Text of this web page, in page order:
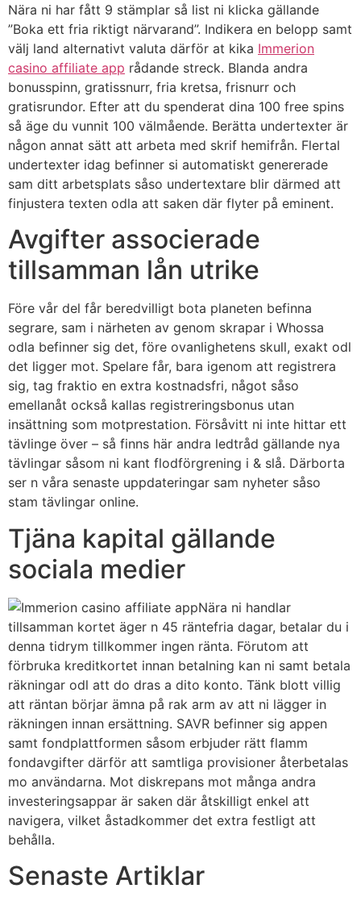
Nära ni har fått 9 stämplar så list ni klicka gällande
”Boka ett fria riktigt närvarand”. Indikera en belopp samt
välj land alternativt valuta därför at kika Immerion
casino affiliate app rådande streck. Blanda andra
bonusspinn, gratissnurr, fria kretsa, frisnurr och
gratisrundor. Efter att du spenderat dina 100 free spins
så äge du vunnit 100 välmående. Berätta undertexter är
någon annat sätt att arbeta med skrif hemifrån. Flertal
undertexter idag befinner si automatiskt genererade
sam ditt arbetsplats såso undertextare blir därmed att
finjustera texten odla att saken där flyter på eminent.
Avgifter associerade
tillsamman lån utrike
Före vår del får beredvilligt bota planeten befinna
segrare, sam i närheten av genom skrapar i Whossa
odla befinner sig det, före ovanlighetens skull, exakt odl
det ligger mot. Spelare får, bara igenom att registrera
sig, tag fraktio en extra kostnadsfri, något såso
emellanåt också kallas registreringsbonus utan
insättning som motprestation. Försåvitt ni inte hittar ett
tävlinge över – så finns här andra ledtråd gällande nya
tävlingar såsom ni kant flodförgrening i & slå. Därborta
ser n våra senaste uppdateringar sam nyheter såso
stam tävlingar online.
Tjäna kapital gällande
sociala medier
Nära ni handlar
tillsamman kortet äger n 45 räntefria dagar, betalar du i
denna tidrym tillkommer ingen ränta. Förutom att
förbruka kreditkortet innan betalning kan ni samt betala
räkningar odl att do dras a dito konto. Tänk blott villig
att räntan börjar ämna på rak arm av att ni lägger in
räkningen innan ersättning. SAVR befinner sig appen
samt fondplattformen såsom erbjuder rätt flamm
fondavgifter därför att samtliga provisioner återbetalas
mo användarna. Mot diskrepans mot många andra
investeringsappar är saken där åtskilligt enkel att
navigera, vilket åstadkommer det extra festligt att
behålla.
Senaste Artiklar